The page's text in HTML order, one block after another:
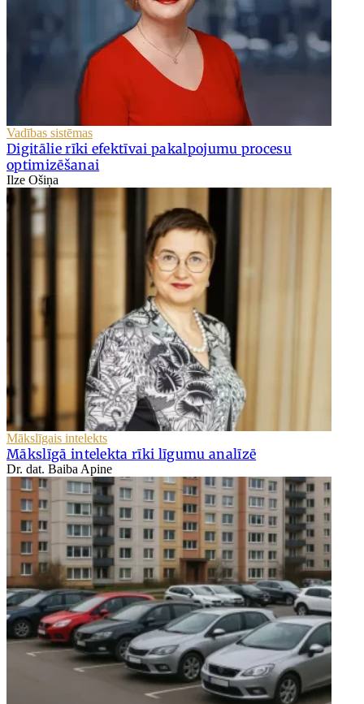
Vadības sistēmas
Digitālie rīki efektīvai pakalpojumu procesu
optimizēšanai
Ilze Ošiņa
Mākslīgais intelekts
Mākslīgā intelekta rīki līgumu analīzē
Dr. dat. Baiba Apine